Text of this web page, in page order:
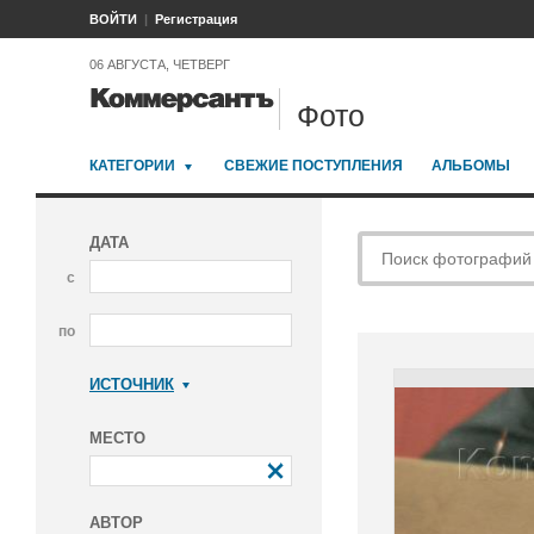
ВОЙТИ Регистрация
06 АВГУСТА, ЧЕТВЕРГ
Фото
КАТЕГОРИИ СВЕЖИЕ ПОСТУПЛЕНИЯ АЛЬБОМЫ
ДАТА
с
по
ИСТОЧНИК
МЕСТО
АВТОР